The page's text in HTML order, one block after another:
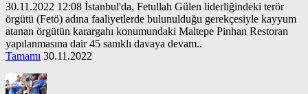
30.11.2022 12:08 İstanbul'da, Fetullah Gülen liderliğindeki terör
örgütü (Fetö) adına faaliyetlerde bulunulduğu gerekçesiyle kayyum
atanan örgütün karargahı konumundaki Maltepe Pinhan Restoran
yapılanmasına dair 45 sanıklı davaya devam..
Tamamı 30.11.2022